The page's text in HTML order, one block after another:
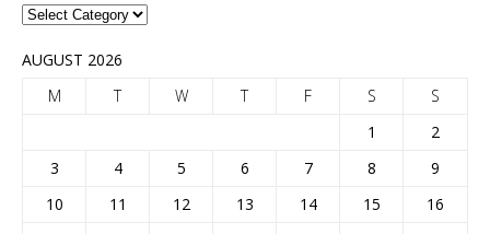
AUGUST 2026
M
T W T F S
S
1
2
3
4 5 6 7 8
9
10
11 12 13 14 15
16